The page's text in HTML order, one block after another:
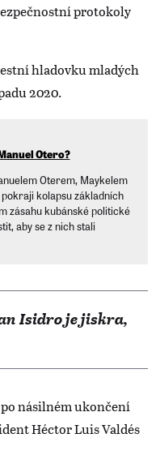
protokoly
hladovku mladých
2020.
Otero?
Oterem, Maykelem
kolapsu základních
zásahu kubánské politické
aby se z nich stali
Isidro je jiskra,
násilném ukončení
Héctor Luis Valdés